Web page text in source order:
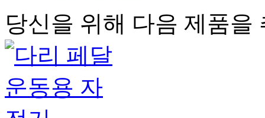
당신을 위해 다음 제품을